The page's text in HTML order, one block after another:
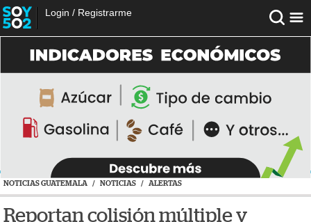
Login / Registrarme
NOTICIAS GUATEMALA / NOTICIAS / ALERTAS
Reportan colisión múltiple y